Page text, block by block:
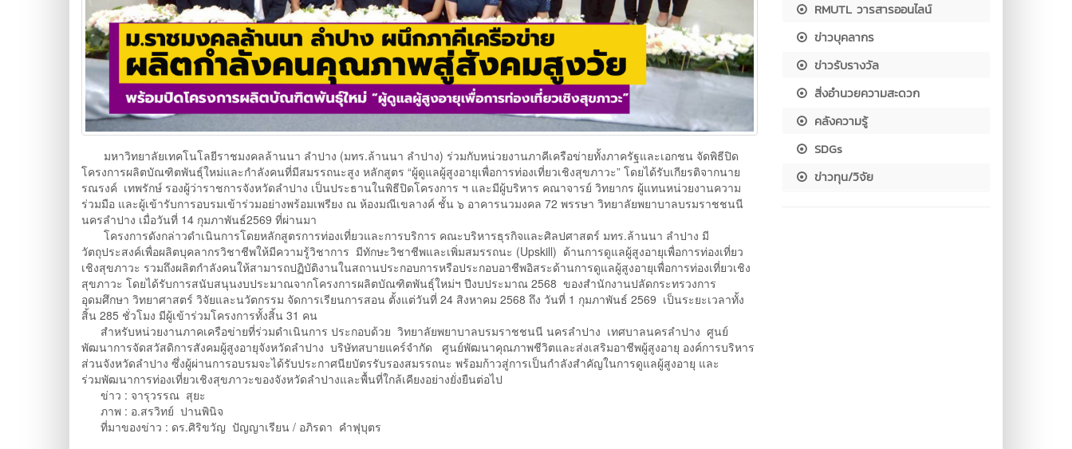
มหาวิทยาลัยเทคโนโลยีราชมงคลล้านนา ลำปาง (มทร.ล้านนา ลำปาง) ร่วมกับหน่วยงานภาคีเครือข่ายทั้งภาครัฐและเอกชน จัดพิธีปิด
โครงการผลิตบัณฑิตพันธุ์ใหม่และกำลังคนที่มีสมรรถนะสูง หลักสูตร “ผู้ดูแลผู้สูงอายุเพื่อการท่องเที่ยวเชิงสุขภาวะ” โดยได้รับเกียรติจากนาย
รณรงค์ เทพรักษ์ รองผู้ว่าราชการจังหวัดลำปาง เป็นประธานในพิธีปิดโครงการ ฯ และมีผู้บริหาร คณาจารย์ วิทยากร ผู้แทนหน่วยงานความ
ร่วมมือ และผู้เข้ารับการอบรมเข้าร่วมอย่างพร้อมเพรียง ณ ห้องมณีเขลางค์ ชั้น ๖ อาคารนวมงคล 72 พรรษา วิทยาลัยพยาบาลบรมราชชนนี
นครลำปาง เมื่อวันที่ 14 กุมภาพันธ์2569 ที่ผ่านมา
โครงการดังกล่าวดำเนินการโดยหลักสูตรการท่องเที่ยวและการบริการ คณะบริหารธุรกิจและศิลปศาสตร์ มทร.ล้านนา ลำปาง มี
วัตถุประสงค์เพื่อผลิตบุคลากรวิชาชีพให้มีความรู้วิชาการ มีทักษะวิชาชีพและเพิ่มสมรรถนะ (Upskill) ด้านการดูแลผู้สูงอายุเพื่อการท่องเที่ยว
เชิงสุขภาวะ รวมถึงผลิตกำลังคนให้สามารถปฏิบัติงานในสถานประกอบการหรือประกอบอาชีพอิสระด้านการดูแลผู้สูงอายุเพื่อการท่องเที่ยวเชิง
สุขภาวะ โดยได้รับการสนับสนุนงบประมาณจากโครงการผลิตบัณฑิตพันธุ์ใหม่ฯ ปีงบประมาณ 2568 ของสำนักงานปลัดกระทรวงการ
อุดมศึกษา วิทยาศาสตร์ วิจัยและนวัตกรรม จัดการเรียนการสอน ตั้งแต่วันที่ 24 สิงหาคม 2568 ถึง วันที่ 1 กุมภาพันธ์ 2569 เป็นระยะเวลาทั้ง
สิ้น 285 ชั่วโมง มีผู้เข้าร่วมโครงการทั้งสิ้น 31 คน
สำหรับหน่วยงานภาคเครือข่ายที่ร่วมดำเนินการ ประกอบด้วย วิทยาลัยพยาบาลบรมราชชนนี นครลำปาง เทศบาลนครลำปาง ศูนย์
พัฒนาการจัดสวัสดิการสังคมผู้สูงอายุจังหวัดลำปาง บริษัทสบายแคร์จำกัด ศูนย์พัฒนาคุณภาพชีวิตและส่งเสริมอาชีพผู้สูงอายุ องค์การบริหาร
ส่วนจังหวัดลำปาง ซึ่งผู้ผ่านการอบรมจะได้รับประกาศนียบัตรรับรองสมรรถนะ พร้อมก้าวสู่การเป็นกำลังสำคัญในการดูแลผู้สูงอายุ และ
ร่วมพัฒนาการท่องเที่ยวเชิงสุขภาวะของจังหวัดลำปางและพื้นที่ใกล้เคียงอย่างยั่งยืนต่อไป
ข่าว : จารุวรรณ สุยะ
ภาพ : อ.สรวิทย์ ปานพินิจ
ที่มาของข่าว : ดร.ศิริขวัญ ปัญญาเรียน / อภิรดา คำฟุบุตร
RMUTL วารสารออนไลน์
ข่าวบุคลากร
ข่าวรับรางวัล
สิ่งอำนวยความสะดวก
คลังความรู้
SDGs
ข่าวทุน/วิจัย